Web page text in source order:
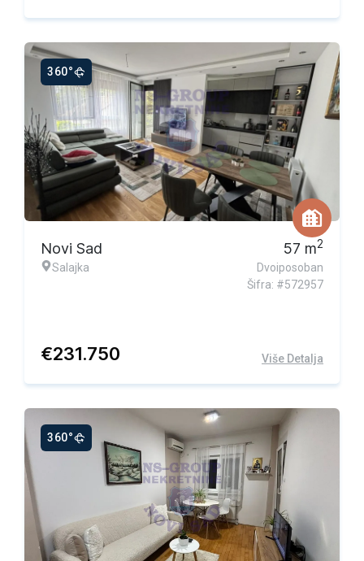
360°
Novi Sad
Salajka
57 m2
Dvoiposoban
Šifra: #572957
€231.750 Više Detalja
360°